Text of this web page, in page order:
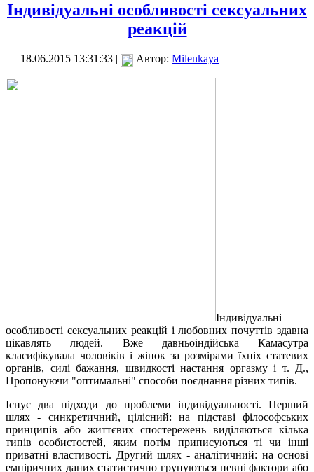
Індивідуальні особливості сексуальних
реакцій
18.06.2015 13:31:33 | Автор: Milenkaya
Індивідуальні
особливості сексуальних реакцій і любовних почуттів здавна
цікавлять людей. Вже давньоіндійська Камасутра
класифікувала чоловіків і жінок за розмірами їхніх статевих
органів, силі бажання, швидкості настання оргазму і т. Д.,
Пропонуючи "оптимальні" способи поєднання різних типів.
Існує два підходи до проблеми індивідуальності. Перший
шлях - синкретичний, цілісний: на підставі філософських
принципів або життєвих спостережень виділяються кілька
типів особистостей, яким потім приписуються ті чи інші
приватні властивості. Другий шлях - аналітичний: на основі
емпіричних даних статистично групуються певні фактори або